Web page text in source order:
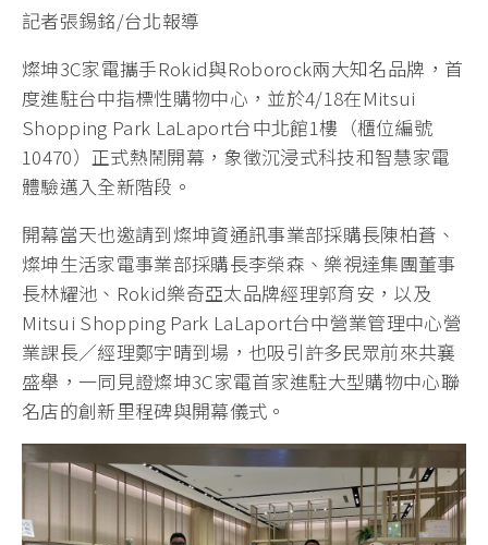
記者張錫銘/台北報導
燦坤3C家電攜手Rokid與Roborock兩大知名品牌，首
度進駐台中指標性購物中心，並於4/18在Mitsui
Shopping Park LaLaport台中北館1樓（櫃位編號
10470）正式熱鬧開幕，象徵沉浸式科技和智慧家電
體驗邁入全新階段。
開幕當天也邀請到燦坤資通訊事業部採購長陳柏蒼、
燦坤生活家電事業部採購長李榮森、樂視達集團董事
長林耀池、Rokid樂奇亞太品牌經理郭育安，以及
Mitsui Shopping Park LaLaport台中營業管理中心營
業課長／經理鄭宇晴到場，也吸引許多民眾前來共襄
盛舉，一同見證燦坤3C家電首家進駐大型購物中心聯
名店的創新里程碑與開幕儀式。